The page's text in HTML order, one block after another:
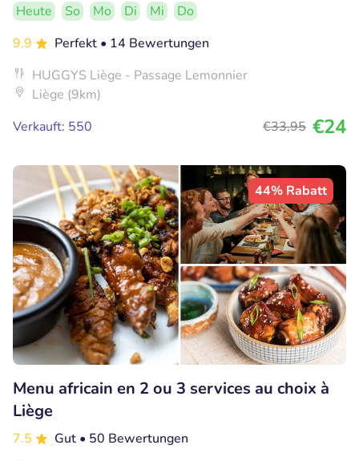
Heute So Mo Di Mi
Do
9.9
Perfekt • 14 Bewertungen
HUGGYS Liège - Passage Lemonnier
Liège (9km)
Verkauft: 550
€33,95 €24
44% Rabatt
Menu africain en 2 ou 3 services au choix à
Liège
7.5 Gut • 50 Bewertungen